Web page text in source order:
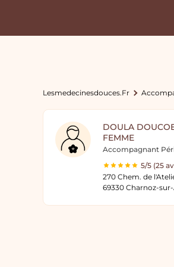
Lesmedecinesdouces.fr
DOULA
FEMME
Accompagnant
5/5 (25
270 Chem. de
69330 Charnoz-